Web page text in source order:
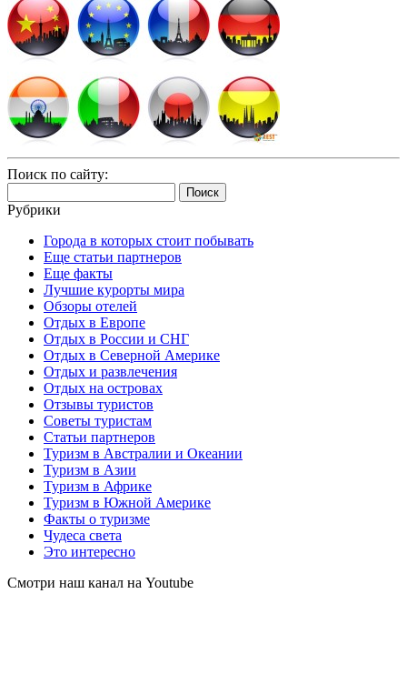
Поиск по сайту:
Рубрики
Города в которых стоит побывать
Еще статьи партнеров
Еще факты
Лучшие курорты мира
Обзоры отелей
Отдых в Европе
Отдых в России и СНГ
Отдых в Северной Америке
Отдых и развлечения
Отдых на островах
Отзывы туристов
Советы туристам
Статьи партнеров
Туризм в Австралии и Океании
Туризм в Азии
Туризм в Африке
Туризм в Южной Америке
Факты о туризме
Чудеса света
Это интересно
Смотри наш канал на Youtube